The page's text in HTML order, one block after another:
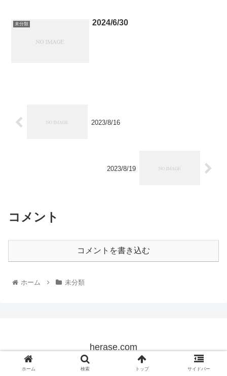
未分類 2024/6/30
2023/8/16
2023/8/19
コメント
コメントを書き込む
ホーム 未分類
herase.com
© 2022 herase.com.
ホーム 検索 トップ サイドバー